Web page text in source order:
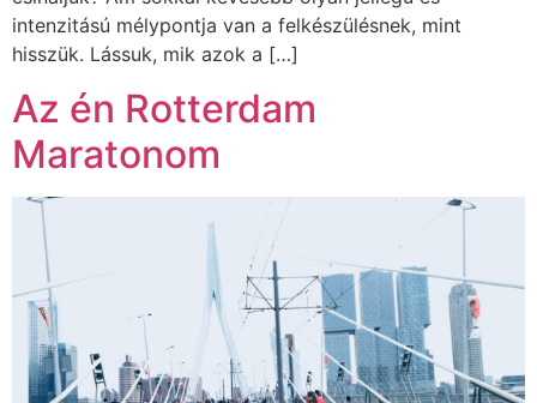
intenzitású mélypontja van a felkészülésnek, mint
hisszük. Lássuk, mik azok a […]
Az én Rotterdam
Maratonom